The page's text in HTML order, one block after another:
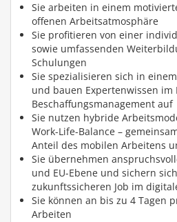
Sie arbeiten in einem
offenen Arbeitsatmosphäre
Sie profitieren von einer
sowie umfassenden
Schulungen
Sie spezialisieren sich in
und bauen Expertenwissen im
Beschaffungsmanagement auf
Sie nutzen hybride
Work-Life-Balance –
Anteil des mobilen Arbeitens
Sie übernehmen
und EU-Ebene und sichern
zukunftssicheren Job im
Sie können an bis zu 4 Tagen
Arbeiten